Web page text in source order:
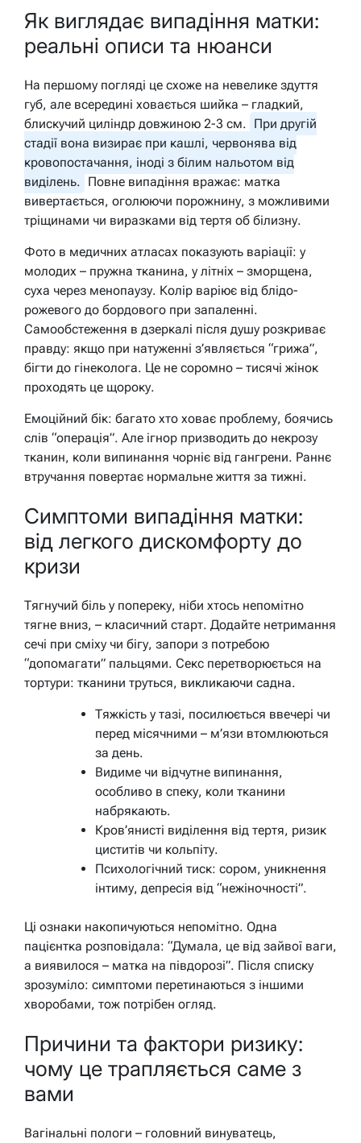
Як виглядає випадіння матки:
реальні описи та нюанси
На першому погляді це схоже на невелике здуття
губ, але всередині ховається шийка – гладкий,
блискучий циліндр довжиною 2-3 см.
При другій
стадії вона визирає при кашлі, червонява від
кровопостачання, іноді з білим нальотом від
виділень.
Повне випадіння вражає: матка
вивертається, оголюючи порожнину, з можливими
тріщинами чи виразками від тертя об білизну.
Фото в медичних атласах показують варіації: у
молодих – пружна тканина, у літніх – зморщена,
суха через менопаузу. Колір варіює від блідо-
рожевого до бордового при запаленні.
Самообстеження в дзеркалі після душу розкриває
правду: якщо при натуженні з’являється “грижа”,
бігти до гінеколога. Це не соромно – тисячі жінок
проходять це щороку.
Емоційний бік: багато хто ховає проблему, боячись
слів “операція”. Але ігнор призводить до некрозу
тканин, коли випинання чорніє від гангрени. Раннє
втручання повертає нормальне життя за тижні.
Симптоми випадіння матки:
від легкого дискомфорту до
кризи
Тягнучий біль у попереку, ніби хтось непомітно
тягне вниз, – класичний старт. Додайте нетримання
сечі при сміху чи бігу, запори з потребою
“допомагати” пальцями. Секс перетворюється на
тортури: тканини труться, викликаючи садна.
Тяжкість у тазі, посилюється ввечері чи
перед місячними – м’язи втомлюються
за день.
Видиме чи відчутне випинання,
особливо в спеку, коли тканини
набрякають.
Кров’янисті виділення від тертя, ризик
циститів чи кольпіту.
Психологічний тиск: сором, уникнення
інтиму, депресія від “нежіночності”.
Ці ознаки накопичуються непомітно. Одна
пацієнтка розповідала: “Думала, це від зайвої ваги,
а виявилося – матка на півдорозі”. Після списку
зрозуміло: симптоми перетинаються з іншими
хворобами, тож потрібен огляд.
Причини та фактори ризику:
чому це трапляється саме з
вами
Вагінальні пологи – головний винуватець,